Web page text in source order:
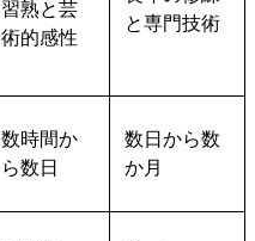
習熟と芸
術的感性
と専門技術
数時間か
ら数日
数日から数
か月